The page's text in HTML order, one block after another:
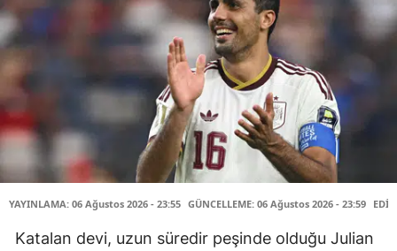
YAYINLAMA: 06 Ağustos 2026 - 23:55 GÜNCELLEME: 06 Ağustos 2026 - 23:59
Katalan devi, uzun süredir peşinde olduğu Julian